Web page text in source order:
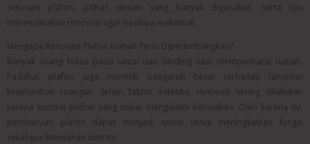
renovasi plafon, pilihan desain yang banyak digunakan, serta tips
merencanakan renovasi agar hasilnya maksimal.
Mengapa Renovasi Plafon Rumah Perlu Dipertimbangkan?
Banyak orang fokus pada lantai dan dinding saat memperbarui rumah.
Padahal, plafon juga memiliki pengaruh besar terhadap tampilan
keseluruhan ruangan. Selain faktor estetika, renovasi sering dilakukan
karena kondisi plafon yang mulai mengalami kerusakan. Oleh karena itu,
pembaruan plafon dapat menjadi solusi untuk meningkatkan fungsi
sekaligus keindahan interior.